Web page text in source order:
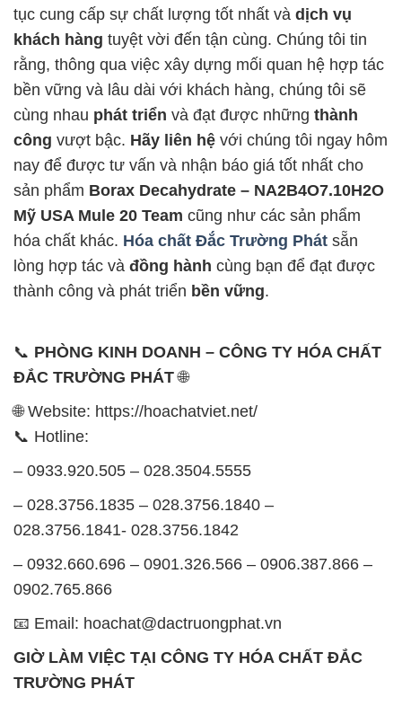
tục cung cấp sự chất lượng tốt nhất và dịch vụ
khách hàng tuyệt vời đến tận cùng. Chúng tôi tin
rằng, thông qua việc xây dựng mối quan hệ hợp tác
bền vững và lâu dài với khách hàng, chúng tôi sẽ
cùng nhau phát triển và đạt được những thành
công vượt bậc. Hãy liên hệ với chúng tôi ngay hôm
nay để được tư vấn và nhận báo giá tốt nhất cho
sản phẩm Borax Decahydrate – NA2B4O7.10H2O
Mỹ USA Mule 20 Team cũng như các sản phẩm
hóa chất khác. Hóa chất Đắc Trường Phát sẵn
lòng hợp tác và đồng hành cùng bạn để đạt được
thành công và phát triển bền vững.
📞 PHÒNG KINH DOANH – CÔNG TY HÓA CHẤT
ĐẮC TRƯỜNG PHÁT🌐
🌐 Website: https://hoachatviet.net/
📞 Hotline:
– 0933.920.505 – 028.3504.5555
– 028.3756.1835 – 028.3756.1840 –
028.3756.1841- 028.3756.1842
– 0932.660.696 – 0901.326.566 – 0906.387.866 –
0902.765.866
📧 Email: hoachat@dactruongphat.vn
GIỜ LÀM VIỆC TẠI CÔNG TY HÓA CHẤT ĐẮC
TRƯỜNG PHÁT